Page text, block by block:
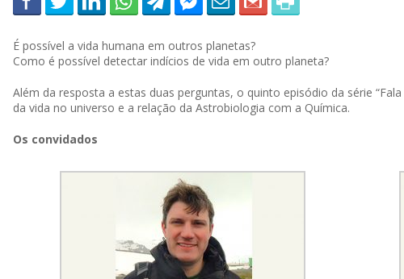
É possível a vida humana em outros planetas?
Como é possível detectar indícios de vida em outro planeta?
Além da resposta a estas duas perguntas, o quinto episódio da série
da vida no universo e a relação da Astrobiologia com a Química.
Os convidados